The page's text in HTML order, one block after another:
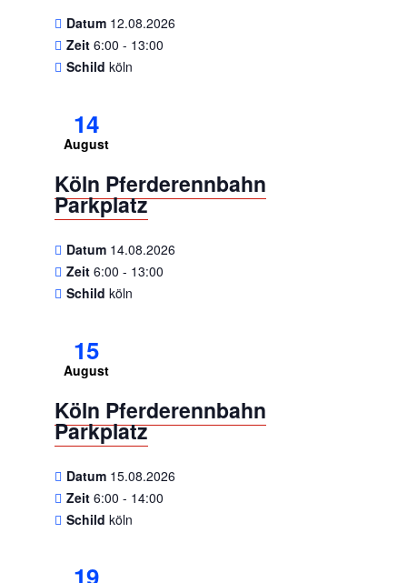
Datum 12.08.2026
Zeit 6:00 - 13:00
Schild köln
14
August
Köln Pferderennbahn
Parkplatz
Datum 14.08.2026
Zeit 6:00 - 13:00
Schild köln
15
August
Köln Pferderennbahn
Parkplatz
Datum 15.08.2026
Zeit 6:00 - 14:00
Schild köln
19